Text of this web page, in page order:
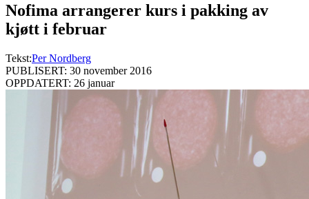
Nofima arrangerer kurs i pakking av
kjøtt i februar
Tekst:Per Nordberg
PUBLISERT: 30 november 2016
OPPDATERT: 26 januar